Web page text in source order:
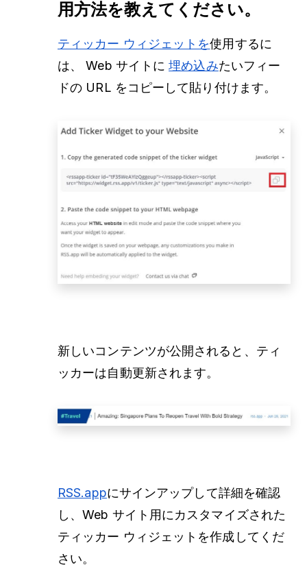
用方法を教えてください。
ティッカー ウィジェットを使用するに
は、 Web サイトに埋め込みたいフィー
ドの URL をコピーして貼り付けます。
新しいコンテンツが公開されると、ティ
ッカーは自動更新されます。
RSS.appにサインアップして詳細を確認
し、Web サイト用にカスタマイズされた
ティッカー ウィジェットを作成してくだ
さい。